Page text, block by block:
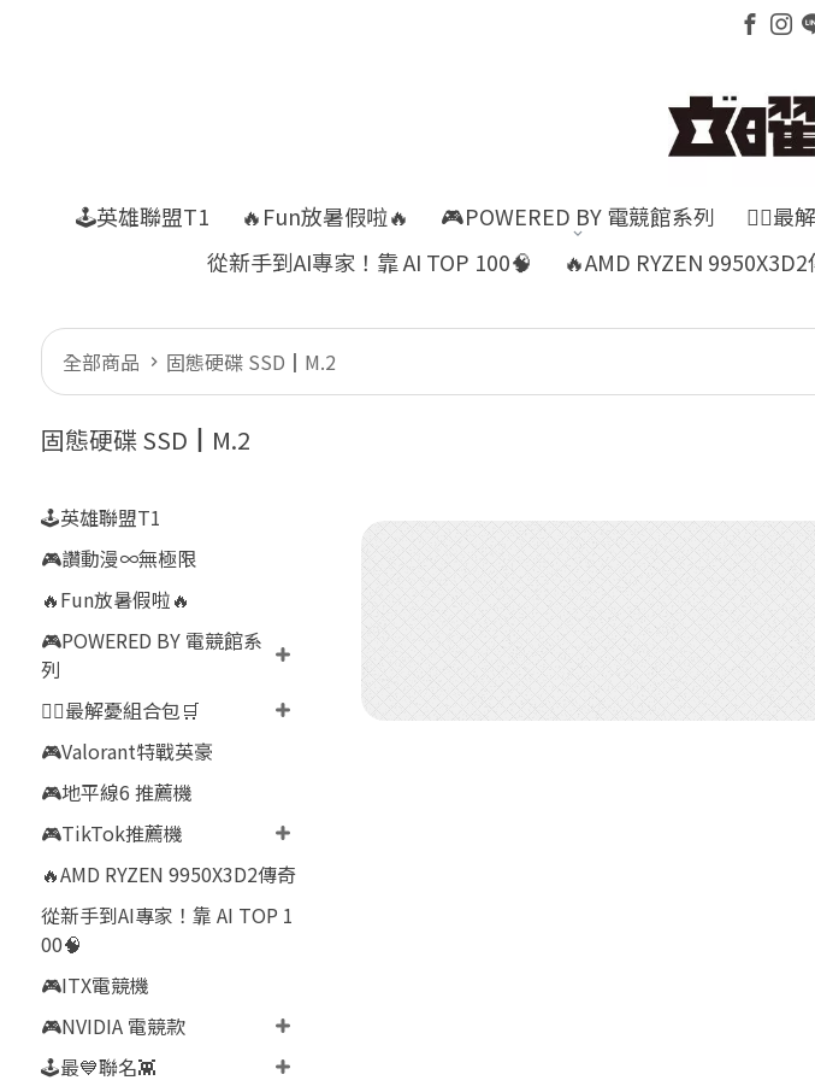
🕹️英雄聯盟T1 🔥Fun放暑假啦🔥 🎮POWERED BY 電競館系列 👍🏻最
從新手到AI專家！靠 AI TOP 100🧠
🔥AMD RYZEN
全部商品 固態硬碟 SSD┃M.2
固態硬碟 SSD┃M.2
🕹️英雄聯盟T1
🎮讚動漫∞無極限
🔥Fun放暑假啦🔥
🎮POWERED BY 電競館系
列
👍🏻最解憂組合包🛒
🎮Valorant特戰英豪
🎮地平線6 推薦機
🎮TikTok推薦機
🔥AMD RYZEN 9950X3D2傳奇
從新手到AI專家！靠 AI TOP 1
00🧠
🎮ITX電競機
🎮NVIDIA 電競款
🕹️最💙聯名👾